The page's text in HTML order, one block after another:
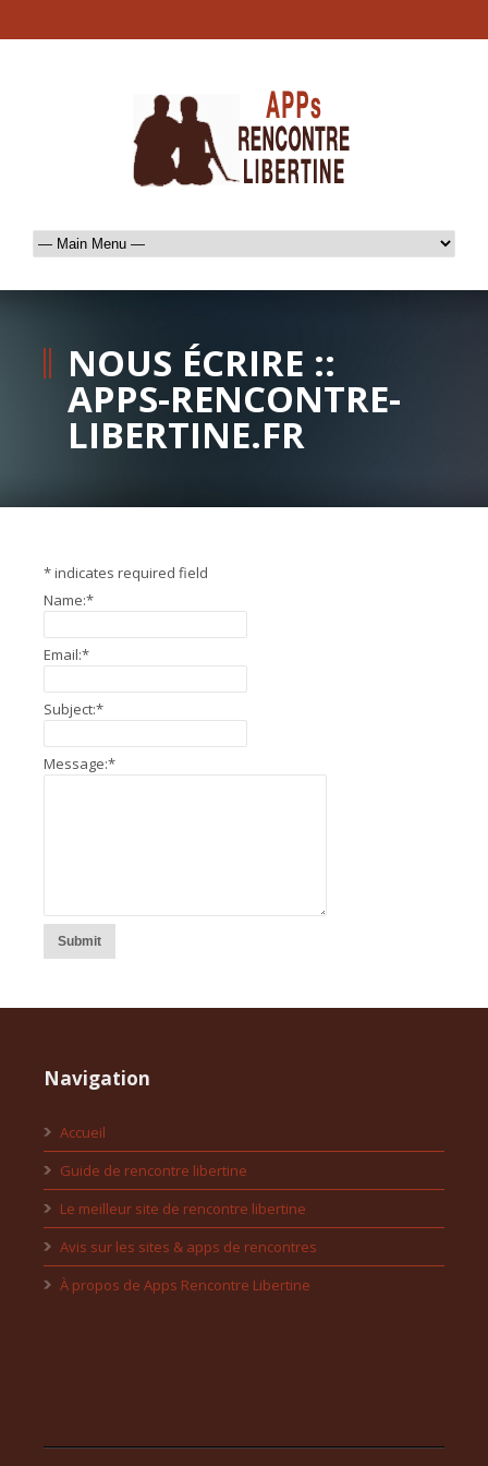
NOUS ÉCRIRE ::
APPS-RENCONTRE-
LIBERTINE.FR
*indicates required field
Name:*
Email:*
Subject:*
Message:*
Navigation
Accueil
Guide de rencontre libertine
Le meilleur site de rencontre libertine
Avis sur les sites & apps de rencontres
À propos de Apps Rencontre Libertine